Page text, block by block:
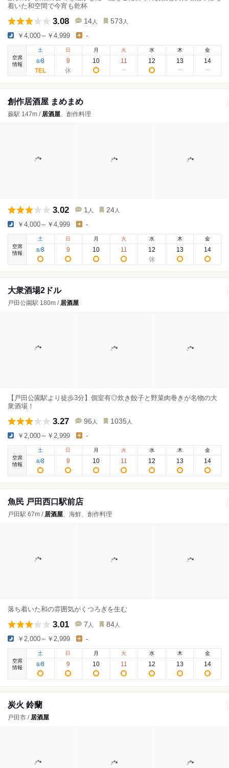
着いた和空間で今宵も乾杯
3.08 14 人 573 人
￥4,000～￥4,999 -
空席
情報
土
8/8
日
9
月
10
火
11
水
12
木
13
金
14
創作居酒屋 まめまめ
蕨駅 147m / 居酒屋、創作料理
3.02 1 人 24 人
￥4,000～￥4,999 -
空席
情報
土
8/8
日
9
月
10
火
11
水
12
木
13
金
14
大衆酒場2ドル
戸田公園駅 180m / 居酒屋
【戸田公園駅より徒歩3分】個室有◎炊き餃子と野菜肉巻きが名物の大
衆酒場！
3.27 96 人 1035 人
￥2,000～￥2,999 -
空席
情報
土
8/8
日
9
月
10
火
11
水
12
木
13
金
14
魚民 戸田西口駅前店
戸田駅 67m / 居酒屋、海鮮、創作料理
落ち着いた和の雰囲気がくつろぎを生む
3.01 7 人 84 人
￥2,000～￥2,999 -
空席
情報
土
8/8
日
9
月
10
火
11
水
12
木
13
金
14
炭火 鈴蘭
戸田市 / 居酒屋